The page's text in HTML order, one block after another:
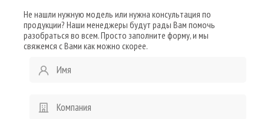
Не нашли нужную модель или нужна консультация по
продукции? Наши менеджеры будут рады Вам помочь
разобраться во всем. Просто заполните форму, и мы
свяжемся с Вами как можно скорее.